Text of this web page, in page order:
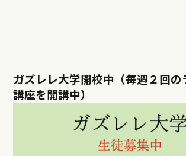
ガズレレ大学開校中（毎週２回の
講座を開講中）